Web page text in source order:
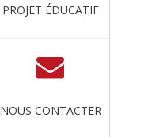
PROJET ÉDUCATIF
NOUS CONTACTER